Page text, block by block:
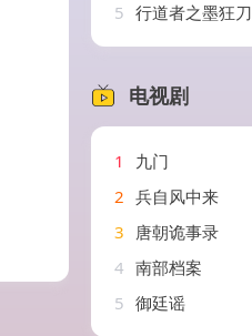
5 行道者之墨狂刀
电视剧
1
九门
2 兵自风中来
3 唐朝诡事录
4 南部档案
5 御廷谣